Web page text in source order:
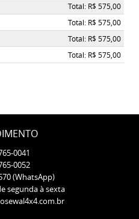
Total: R$ 575,00
Total: R$ 575,00
Total: R$ 575,00
Total: R$ 575,00
0041
0052
(WhatsApp)
segunda à sexta